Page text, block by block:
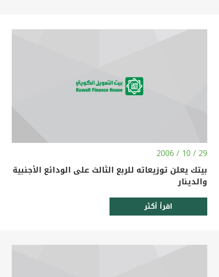
29 / 10 / 2006
بيتك يعلن توزيعاته للربع الثالث على الودائع الأجنبية
والدينار
اقرأ أكثر